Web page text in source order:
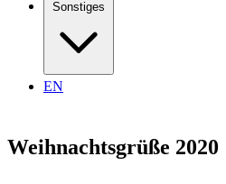
EN
Weihnachtsgrüße 2020